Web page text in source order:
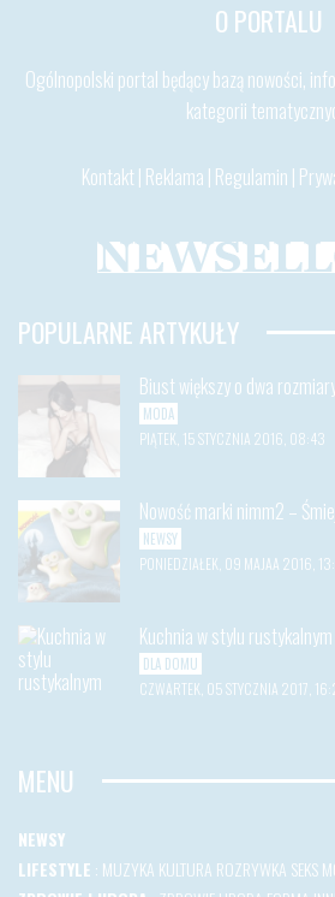
O PORTALU
Ogólnopolski portal będący bazą nowości,
kategorii
Kontakt | Reklama | Regulamin |
POPULARNE ARTYKUŁY
Biust większy o dwa
MODA
PIĄTEK, 15 STYCZNIA 2016, 08:43
Nowość marki nimm2 –
NEWSY
PONIEDZIAŁEK, 09 MAJAA 2016,
Kuchnia w stylu rustykalnym
DLA DOMU
CZWARTEK, 05 STYCZNIA 2017,
MENU
NEWSY
LIFESTYLE : MUZYKA KULTURA ROZRYWKA SEKS